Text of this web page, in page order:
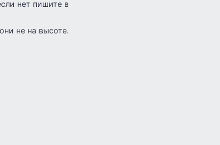
нет пишите в
не на высоте.